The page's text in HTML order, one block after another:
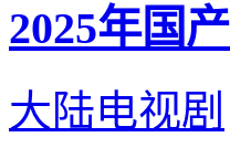
2025年国
大陆电视剧